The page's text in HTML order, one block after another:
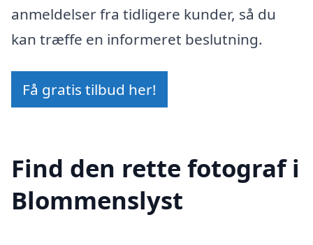
anmeldelser fra tidligere kunder, så du
kan træffe en informeret beslutning.
Få gratis tilbud her!
Find den rette fotograf i
Blommenslyst